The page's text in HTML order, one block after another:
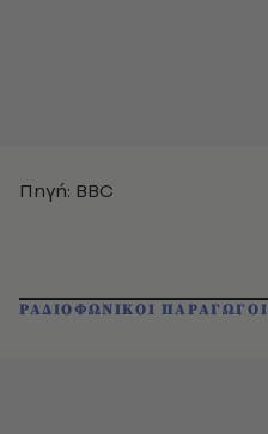
Πηγή: BBC
ΡΑΔΙΟΦΩΝΙΚΟΙ ΠΑΡΑΓΩΓΟΙ